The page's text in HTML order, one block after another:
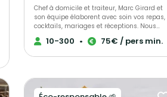
Chef à domicile et traiteur, Marc Girard et
son équipe élaborent avec soin vos repas,
cocktails, mariages et réceptions. Nous
mettons à l’honneur des produits
saisonniers, locaux et d’exception, pour des
consommation durable des produits de la
mer grâce au programme Mr. Goodfish,
10-300 • 75€ / pers min.